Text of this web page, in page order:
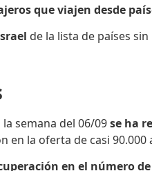
que viajen desde
de la lista de países
la semana del 06/09se ha
en la oferta de casi
en el número